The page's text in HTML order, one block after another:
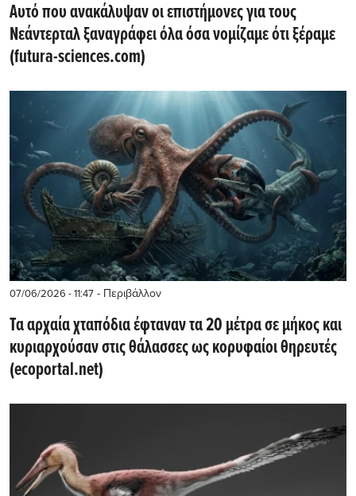
Αυτό που ανακάλυψαν οι επιστήμονες για τους
Νεάντερταλ ξαναγράφει όλα όσα νομίζαμε ότι ξέραμε
(futura-sciences.com)
07/06/2026 - 11:47 - Περιβάλλον
Τα αρχαία χταπόδια έφταναν τα 20 μέτρα σε μήκος και
κυριαρχούσαν στις θάλασσες ως κορυφαίοι θηρευτές
(ecoportal.net)